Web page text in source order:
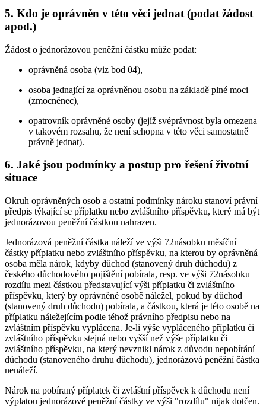
5. Kdo je oprávněn v této věci jednat (podat žádost
apod.)
Žádost o jednorázovou peněžní částku může podat:
oprávněná osoba (viz bod 04),
osoba jednající za oprávněnou osobu na základě plné moci
(zmocněnec),
opatrovník oprávněné osoby (jejíž svéprávnost byla omezena
v takovém rozsahu, že není schopna v této věci samostatně
právně jednat).
6. Jaké jsou podmínky a postup pro řešení životní
situace
Okruh oprávněných osob a ostatní podmínky nároku stanoví právní
předpis týkající se příplatku nebo zvláštního příspěvku, který má být
jednorázovou peněžní částkou nahrazen.
Jednorázová peněžní částka náleží ve výši 72násobku měsíční
částky příplatku nebo zvláštního příspěvku, na kterou by oprávněná
osoba měla nárok, kdyby důchod (stanovený druh důchodu) z
českého důchodového pojištění pobírala, resp. ve výši 72násobku
rozdílu mezi částkou představující výši příplatku či zvláštního
příspěvku, který by oprávněné osobě náležel, pokud by důchod
(stanovený druh důchodu) pobírala, a částkou, která je této osobě na
příplatku náležejícím podle téhož právního předpisu nebo na
zvláštním příspěvku vyplácena. Je-li výše vypláceného příplatku či
zvláštního příspěvku stejná nebo vyšší než výše příplatku či
zvláštního příspěvku, na který nevznikl nárok z důvodu nepobírání
důchodu (stanoveného druhu důchodu), jednorázová peněžní částka
nenáleží.
Nárok na pobíraný příplatek či zvláštní příspěvek k důchodu není
výplatou jednorázové peněžní částky ve výši "rozdílu" nijak dotčen.